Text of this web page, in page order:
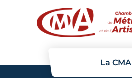
La CMA
Panneau de gestion des cookies